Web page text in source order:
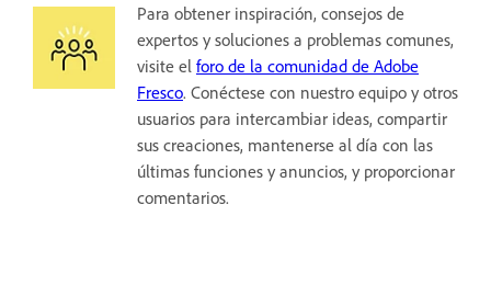
Para obtener inspiración, consejos de
expertos y soluciones a problemas comunes,
visite el foro de la comunidad de Adobe
Fresco. Conéctese con nuestro equipo y otros
usuarios para intercambiar ideas, compartir
sus creaciones, mantenerse al día con las
últimas funciones y anuncios, y proporcionar
comentarios.